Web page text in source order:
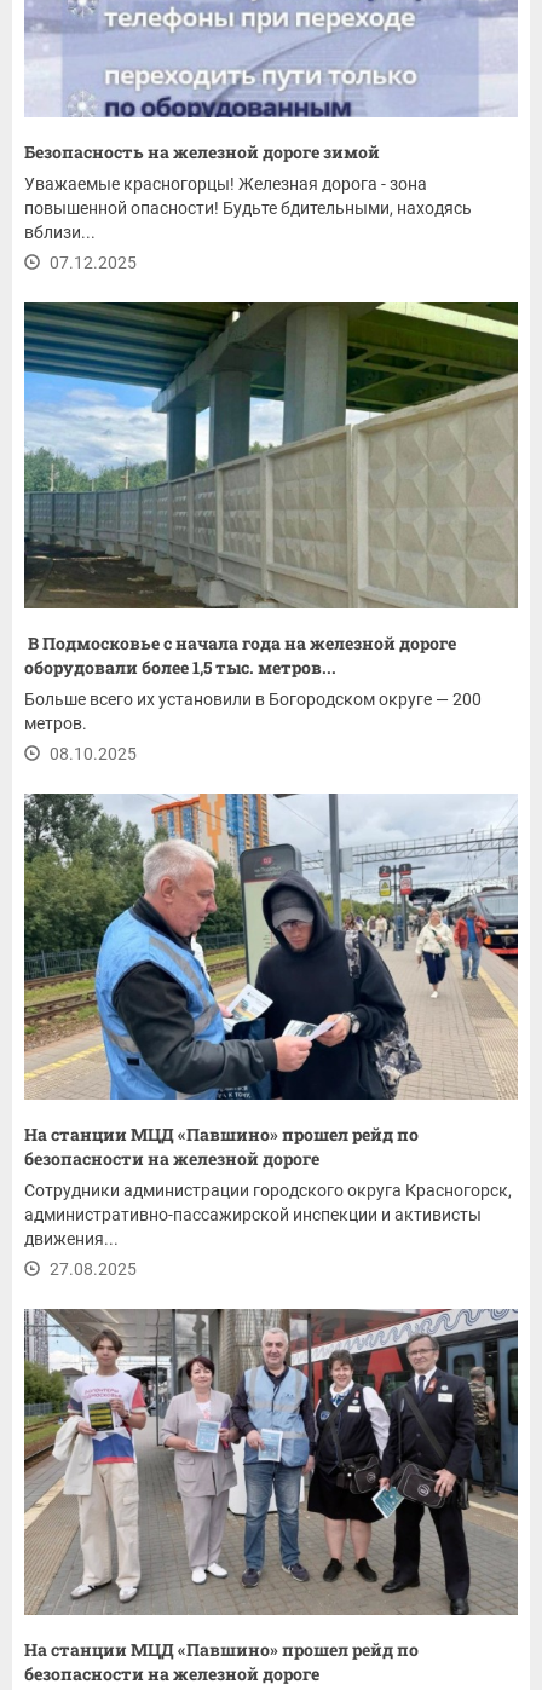
Безопасность на железной дороге зимой
Уважаемые красногорцы! Железная дорога - зона
повышенной опасности! Будьте бдительными, находясь
вблизи...
07.12.2025
В Подмосковье с начала года на железной дороге
оборудовали более 1,5 тыс. метров...
Больше всего их установили в Богородском округе — 200
метров.
08.10.2025
На станции МЦД «Павшино» прошел рейд по
безопасности на железной дороге
Сотрудники администрации городского округа Красногорск,
административно-пассажирской инспекции и активисты
движения...
27.08.2025
На станции МЦД «Павшино» прошел рейд по
безопасности на железной дороге